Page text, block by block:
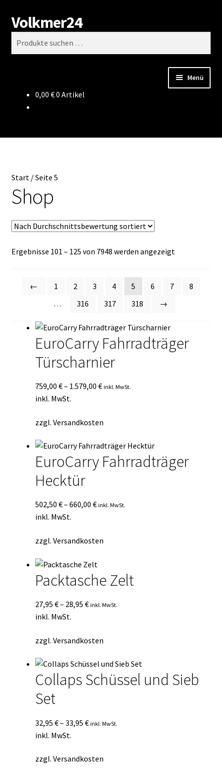
Zur
Navigation
springen
Zum
Inhalt
springen
Volkmer24
Suchen
Menü
Datenschutz
Impressum
Kasse
Mein Konto
Mein Konto
Warenkorb
0,00 €0 Artikel
Start/Seite 5
Shop
Ergebnisse 101 – 125 von 7948 werden angezeigtNach
←
1 2 3 4 5 6 7
8
…
316 317 318 →
EuroCarry Fahrradträger
Türscharnier
759,00 €– 1.579,00 € inkl. MwSt.
inkl. MwSt.
zzgl. Versandkosten
EuroCarry Fahrradträger
Hecktür
502,50 €– 660,00 € inkl. MwSt.
inkl. MwSt.
zzgl. Versandkosten
Packtasche Zelt
27,95 €– 28,95 € inkl. MwSt.
inkl. MwSt.
zzgl. Versandkosten
Collaps Schüssel und Sieb
Set
32,95 €– 33,95 € inkl. MwSt.
inkl. MwSt.
zzgl. Versandkosten